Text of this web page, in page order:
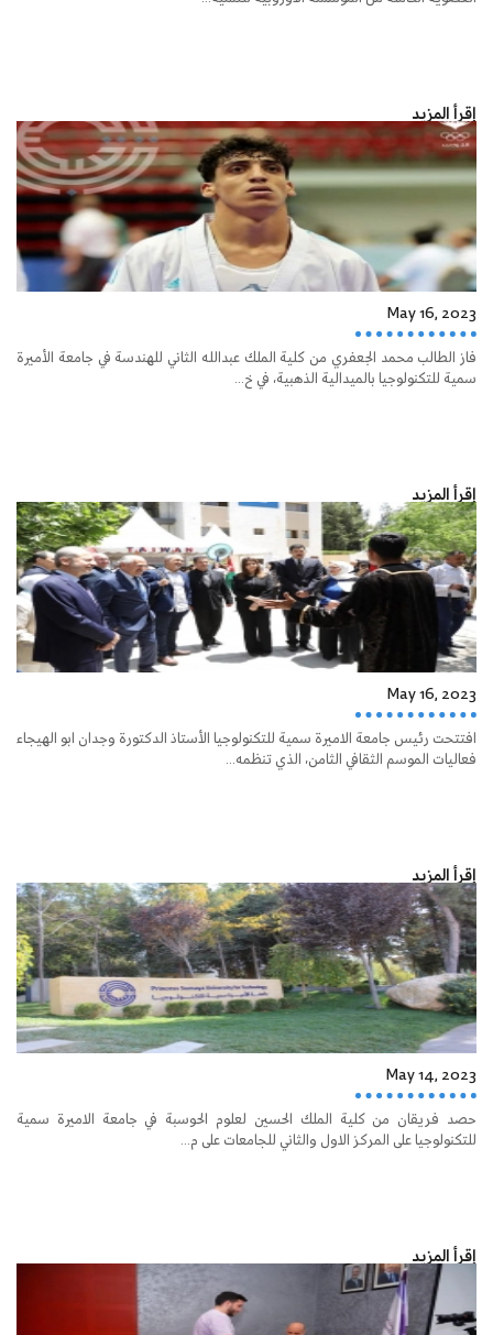
إقرأ المزيد
May 16, 2023
فاز الطالب محمد الجعفري من كلية الملك عبدالله الثاني للهندسة في جامعة الأميرة
سمية للتكنولوجيا بالميدالية الذهبية، في خ...
إقرأ المزيد
May 16, 2023
افتتحت رئيس جامعة الاميرة سمية للتكنولوجيا الأستاذ الدكتورة وجدان ابو الهيجاء
فعاليات الموسم الثقافي الثامن، الذي تنظمه...
إقرأ المزيد
May 14, 2023
حصد فريقان من كلية الملك الحسين لعلوم الحوسبة في جامعة الاميرة سمية
للتكنولوجيا على المركز الاول والثاني للجامعات على م...
إقرأ المزيد